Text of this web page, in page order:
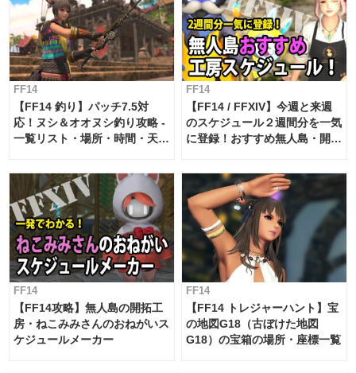
FF14
【FF14 釣り】パッチ7.5対
応！ヌシ＆オオヌシ釣り攻略 -
一覧リスト・場所・時間・天
FF14
【FF14 / FFXIV】今週と来週
のスケジュール２週間分を一気
に登録！おすすめ無人島・開拓
FF14
【FF14攻略】無人島の開拓工
房・ねこみみさんのおねがいス
ケジュールメーカー
FF14
【FF14 トレジャーハント】宝
の地図G18（古ぼけた地図
G18）の宝箱の場所・座標一覧